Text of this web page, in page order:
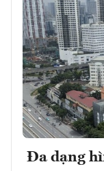
Đa dạng